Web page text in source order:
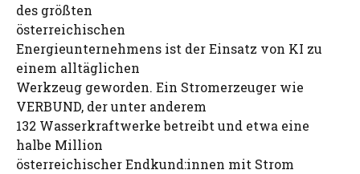
des größten
österreichischen
Energieunternehmens ist der Einsatz von KI zu
einem alltäglichen
Werkzeug geworden. Ein Stromerzeuger wie
VERBUND, der unter anderem
132 Wasserkraftwerke betreibt und etwa eine
halbe Million
österreichischer Endkund:innen mit Strom